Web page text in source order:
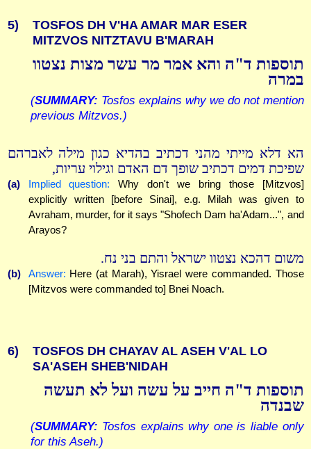
5)
TOSFOS DH V'HA AMAR MAR ESER
MITZVOS NITZTAVU B'MARAH
תוספות ד"ה והא אמר מר עשר מצות נצטוו
במרה
(SUMMARY: Tosfos explains why we do not mention
previous Mitzvos.)
הא דלא מייתי מהני דכתיב בהדיא כגון מילה לאברהם
שפיכת דמים דכתיב שופך דם האדם וגילוי עריות,
(a) Implied question: Why don't we bring those [Mitzvos]
explicitly written [before Sinai], e.g. Milah was given to
Avraham, murder, for it says "Shofech Dam ha'Adam...", and
Arayos?
משום דהכא נצטוו ישראל והתם בני נח.
(b) Answer: Here (at Marah), Yisrael were commanded. Those
[Mitzvos were commanded to] Bnei Noach.
6)
TOSFOS DH CHAYAV AL ASEH V'AL LO
SA'ASEH SHEB'NIDAH
תוספות ד"ה חייב על עשה ועל לא תעשה
שבנדה
(SUMMARY: Tosfos explains why one is liable only
for this Aseh.)